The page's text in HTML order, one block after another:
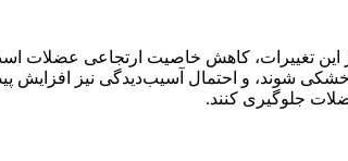
این تغییرات، کاهش خاصیت ارتجاعی عضلات
و احتمال آسیب‌دیدگی نیز افزایش
جلوگیری کنند.